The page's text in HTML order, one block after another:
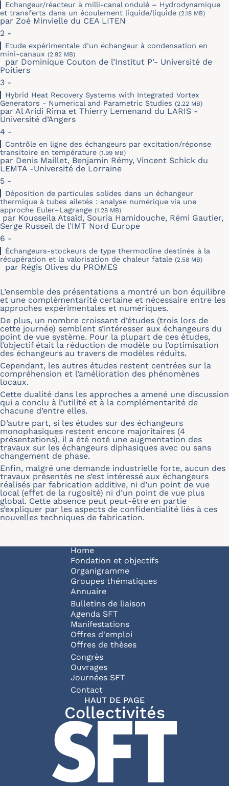
Echangeur/réacteur à milli-canal ondulé – Hydrodynamique
et transferts dans un écoulement liquide/liquide (2.18 MB)
par Zoé Minvielle du CEA LITEN
2 -
Etude expérimentale d’un échangeur à condensation en
mini-canaux (2.92 MB)
par Dominique Couton de l’Institut P’- Université de
Poitiers
3 -
Hybrid Heat Recovery Systems with Integrated Vortex
Generators - Numerical and Parametric Studies (2.22 MB)
par Al Aridi Rima et Thierry Lemenand du LARIS -
Université d’Angers
4 -
Contrôle en ligne des échangeurs par excitation/réponse
transitoire en température (1.99 MB)
par Denis Maillet, Benjamin Rémy, Vincent Schick du
LEMTA -Université de Lorraine
5 -
Déposition de particules solides dans un échangeur
thermique à tubes ailetés : analyse numérique via une
approche Euler–Lagrange (1.28 MB)
par Kousseila Atsaïd, Souria Hamidouche, Rémi Gautier,
Serge Russeil de l’IMT Nord Europe
6 -
Échangeurs-stockeurs de type thermocline destinés à la
récupération et la valorisation de chaleur fatale (2.58 MB)
par Régis Olives du PROMES
L’ensemble des présentations a montré un bon équilibre
et une complémentarité certaine et nécessaire entre les
approches expérimentales et numériques.
De plus, un nombre croissant d’études (trois lors de
cette journée) semblent s’intéresser aux échangeurs du
point de vue système. Pour la plupart de ces études,
l’objectif était la réduction de modèle ou l’optimisation
des échangeurs au travers de modèles réduits.
Cependant, les autres études restent centrées sur la
compréhension et l’amélioration des phénomènes
locaux.
Cette dualité dans les approches a amené une discussion
qui a conclu à l’utilité et à la complémentarité de
chacune d’entre elles.
D’autre part, si les études sur des échangeurs
monophasiques restent encore majoritaires (4
présentations), il a été noté une augmentation des
travaux sur les échangeurs diphasiques avec ou sans
changement de phase.
Enfin, malgré une demande industrielle forte, aucun des
travaux présentés ne s’est intéressé aux échangeurs
réalisés par fabrication additive, ni d’un point de vue
local (effet de la rugosité) ni d’un point de vue plus
global. Cette absence peut peut-être en partie
s’expliquer par les aspects de confidentialité liés à ces
nouvelles techniques de fabrication.
Navigation principale
Home
Fondation et objectifs
Organigramme
Groupes thématiques
Annuaire
Bulletins de liaison
Agenda SFT
Manifestations
Offres d'emploi
Offres de thèses
Congrès
Ouvrages
Journées SFT
Pied de page
Contact
HAUT DE PAGE
Collectivités